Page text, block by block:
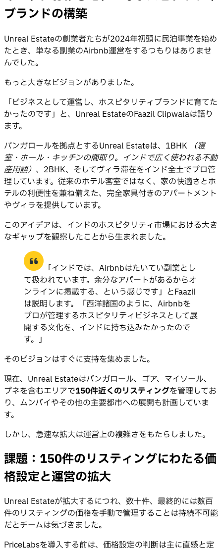
ブランドの構築
Unreal Estateの創業者たちが2024年初頭に民泊事業を始め
たとき、単なる副業のAirbnb運営をするつもりはありませ
んでした。
もっと大きなビジョンがありました。
「ビジネスとして運営し、ホスピタリティブランドに育てた
かったのです」と、Unreal EstateのFaazil Clipwalaは語り
ます。
バンガロールを拠点とするUnreal Estateは、1BHK
（寝
室・ホール・キッチンの間取り。インドで広く使われる不動
産用語） 、2BHK、そしてヴィラ滞在をインド全土でプロ管
理しています。従来のホテル客室ではなく、家の快適さとホ
テルの利便性を兼ね備えた、完全家具付きのアパートメント
やヴィラを提供しています。
このアイデアは、インドのホスピタリティ市場における大き
なギャップを観察したことから生まれました。
「インドでは、Airbnbはたいてい副業とし
て扱われています。余分なアパートがあるからオ
ンラインに掲載する、という感じです」とFaazil
は説明します。「西洋諸国のように、Airbnbを
プロが管理するホスピタリティビジネスとして展
開する文化を、インドに持ち込みたかったので
す。」
そのビジョンはすぐに支持を集めました。
現在、Unreal Estateはバンガロール、ゴア、マイソール、
プネを含むエリアで150件近くのリスティングを管理してお
り、ムンバイやその他の主要都市への展開も計画していま
す。
しかし、急速な拡大は運営上の複雑さをもたらしました。
課題：150件のリスティングにわたる価
格設定と運営の拡大
Unreal Estateが拡大するにつれ、数十件、最終的には数百
件のリスティングの価格を手動で管理することは持続不可能
だとチームは気づきました。
PriceLabsを導入する前は、価格設定の判断は主に直感と定